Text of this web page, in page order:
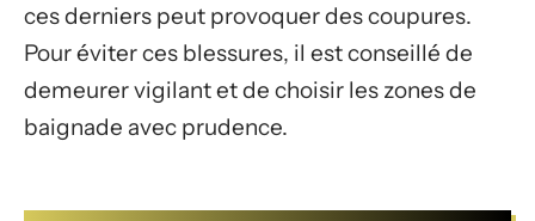
ces derniers peut provoquer des coupures.
Pour éviter ces blessures, il est conseillé de
demeurer vigilant et de choisir les zones de
baignade avec prudence.